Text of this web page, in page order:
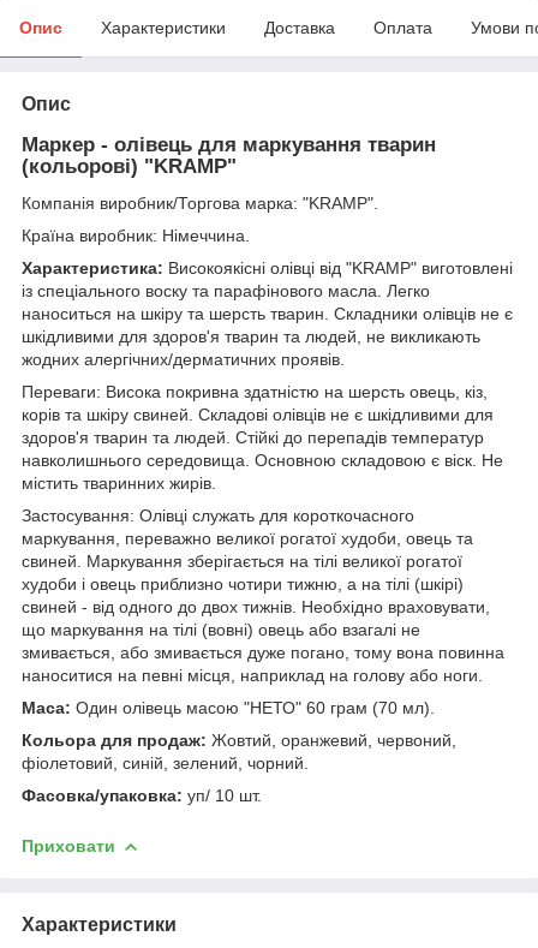
Опис Характеристики Доставка Оплата Умови
Опис
Маркер - олівець для маркування тварин
(кольорові) "KRAMР"
Компанія виробник/Торгова марка: "KRAMР".
Країна виробник: Німеччина.
Характеристика: Високоякісні олівці від "KRAMP" виготовлені
із спеціального воску та парафінового масла. Легко
наноситься на шкіру та шерсть тварин. Складники олівців не є
шкідливими для здоров'я тварин та людей, не викликають
жодних алергічних/дерматичних проявів.
Переваги: Висока покривна здатністю на шерсть овець, кіз,
корів та шкіру свиней. Складові олівців не є шкідливими для
здоров'я тварин та людей. Стійкі до перепадів температур
навколишнього середовища. Основною складовою є віск. Не
містить тваринних жирів.
Застосування: Олівці служать для короткочасного
маркування, переважно великої рогатої худоби, овець та
свиней. Маркування зберігається на тілі великої рогатої
худоби і овець приблизно чотири тижню, а на тілі (шкірі)
свиней - від одного до двох тижнів. Необхідно враховувати,
що маркування на тілі (вовні) овець або взагалі не
змивається, або змивається дуже погано, тому вона повинна
наноситися на певні місця, наприклад на голову або ноги.
Маса: Один олівець масою "НЕТО" 60 грам (70 мл).
Кольора для продаж: Жовтий, оранжевий, червоний,
фіолетовий, синій, зелений, чорний.
Фасовка/упаковка: уп/ 10 шт.
Приховати
Характеристики